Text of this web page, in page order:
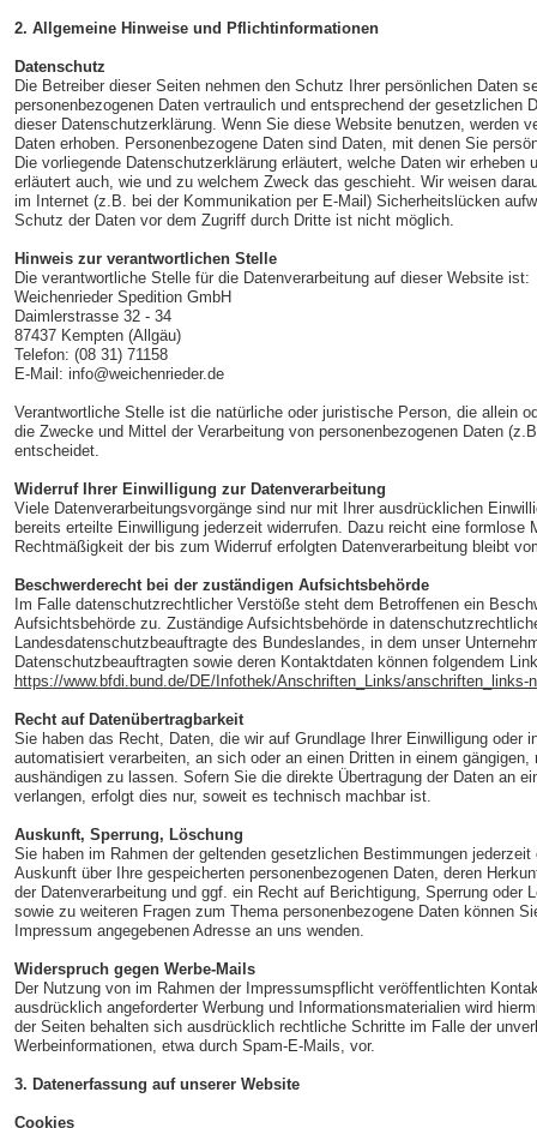
2. Allgemeine Hinweise und Pflichtinformationen
Datenschutz
Die Betreiber dieser Seiten nehmen den Schutz Ihrer persönlichen Daten
personenbezogenen Daten vertraulich und entsprechend der gesetzlichen
dieser Datenschutzerklärung. Wenn Sie diese Website benutzen, werden
Daten erhoben. Personenbezogene Daten sind Daten, mit denen Sie
Die vorliegende Datenschutzerklärung erläutert, welche Daten wir erheben
erläutert auch, wie und zu welchem Zweck das geschieht. Wir weisen
im Internet (z.B. bei der Kommunikation per E-Mail) Sicherheitslücken
Schutz der Daten vor dem Zugriff durch Dritte ist nicht möglich.
Hinweis zur verantwortlichen Stelle
Die verantwortliche Stelle für die Datenverarbeitung auf dieser Website ist:
Weichenrieder Spedition GmbH
Daimlerstrasse 32 - 34
87437 Kempten (Allgäu)
Telefon: (08 31) 71158
E-Mail: info@weichenrieder.de
Verantwortliche Stelle ist die natürliche oder juristische Person, die allein
die Zwecke und Mittel der Verarbeitung von personenbezogenen Daten
entscheidet.
Widerruf Ihrer Einwilligung zur Datenverarbeitung
Viele Datenverarbeitungsvorgänge sind nur mit Ihrer ausdrücklichen
bereits erteilte Einwilligung jederzeit widerrufen. Dazu reicht eine formlose
Rechtmäßigkeit der bis zum Widerruf erfolgten Datenverarbeitung bleibt
Beschwerderecht bei der zuständigen Aufsichtsbehörde
Im Falle datenschutzrechtlicher Verstöße steht dem Betroffenen ein
Aufsichtsbehörde zu. Zuständige Aufsichtsbehörde in
Landesdatenschutzbeauftragte des Bundeslandes, in dem unser
Datenschutzbeauftragten sowie deren Kontaktdaten können folgendem
https://www.bfdi.bund.de/DE/Infothek/Anschriften_Links/anschriften_links-
Recht auf Datenübertragbarkeit
Sie haben das Recht, Daten, die wir auf Grundlage Ihrer Einwilligung oder
automatisiert verarbeiten, an sich oder an einen Dritten in einem gängigen,
aushändigen zu lassen. Sofern Sie die direkte Übertragung der Daten an
verlangen, erfolgt dies nur, soweit es technisch machbar ist.
Auskunft, Sperrung, Löschung
Sie haben im Rahmen der geltenden gesetzlichen Bestimmungen
Auskunft über Ihre gespeicherten personenbezogenen Daten, deren
der Datenverarbeitung und ggf. ein Recht auf Berichtigung, Sperrung oder
sowie zu weiteren Fragen zum Thema personenbezogene Daten können
Impressum angegebenen Adresse an uns wenden.
Widerspruch gegen Werbe-Mails
Der Nutzung von im Rahmen der Impressumspflicht veröffentlichten
ausdrücklich angeforderter Werbung und Informationsmaterialien wird
der Seiten behalten sich ausdrücklich rechtliche Schritte im Falle der
Werbeinformationen, etwa durch Spam-E-Mails, vor.
3. Datenerfassung auf unserer Website
Cookies